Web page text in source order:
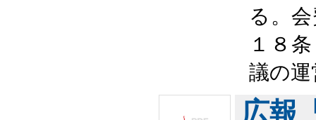
る。
１８
議の
広報